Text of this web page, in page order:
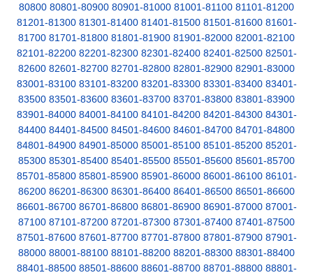
80800 80801-80900 80901-81000 81001-81100 81101-81200
81201-81300 81301-81400 81401-81500 81501-81600 81601-
81700 81701-81800 81801-81900 81901-82000 82001-82100
82101-82200 82201-82300 82301-82400 82401-82500 82501-
82600 82601-82700 82701-82800 82801-82900 82901-83000
83001-83100 83101-83200 83201-83300 83301-83400 83401-
83500 83501-83600 83601-83700 83701-83800 83801-83900
83901-84000 84001-84100 84101-84200 84201-84300 84301-
84400 84401-84500 84501-84600 84601-84700 84701-84800
84801-84900 84901-85000 85001-85100 85101-85200 85201-
85300 85301-85400 85401-85500 85501-85600 85601-85700
85701-85800 85801-85900 85901-86000 86001-86100 86101-
86200 86201-86300 86301-86400 86401-86500 86501-86600
86601-86700 86701-86800 86801-86900 86901-87000 87001-
87100 87101-87200 87201-87300 87301-87400 87401-87500
87501-87600 87601-87700 87701-87800 87801-87900 87901-
88000 88001-88100 88101-88200 88201-88300 88301-88400
88401-88500 88501-88600 88601-88700 88701-88800 88801-